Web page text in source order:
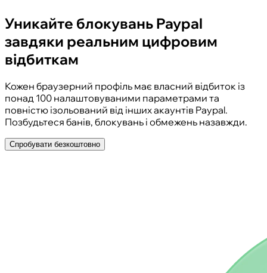
Уникайте блокувань Paypal
завдяки реальним цифровим
відбиткам
Кожен браузерний профіль має власний відбиток із
понад 100 налаштовуваними параметрами та
повністю ізольований від інших акаунтів Paypal.
Позбудьтеся банів, блокувань і обмежень назавжди.
Спробувати безкоштовно